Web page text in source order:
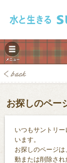
レシピ
お探しのペー
いつもサントリ
います。
お探しのページ
動または削除され